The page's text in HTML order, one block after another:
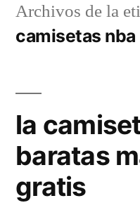
Archivos de la
camisetas
la
baratas
gratis